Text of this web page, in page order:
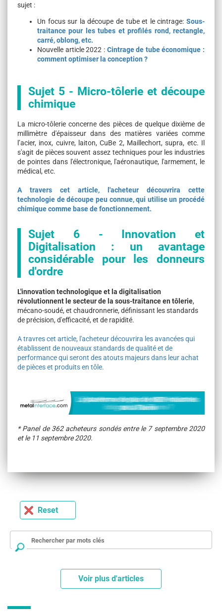
sujet :
Un focus sur la découpe de tube et le cintrage: Sous-
traitance pour les tubes et profilés rond, rectangle,
carré, oblong, etc.
Nouvelle article 2022 : Cintrage de tube économique :
comment optimiser la conception ?
Sujet 5 - Micro-tôlerie et découpe
chimique
La micro-tôlerie concerne des pièces de quelque dixième de
millimètre d'épaisseur dans des matières variées comme
l’acier, inox, cuivre, laiton, CuBe 2, Maillechort, supra, etc. Il
s'agit de pièces souvent assez techniques pour les industries
de pointes dans l'électronique, l'aéronautique, l'armement, le
médical, etc.
A travers cet article, l'acheteur découvrira cette
technologie de découpe peu connue, qui utilise un procédé
chimique comme base de fonctionnement.
Sujet 6 - Innovation et
Digitalisation : un avantage
considérable pour les donneurs
d'ordre
L'innovation technologique et la digitalisation
révolutionnent le secteur de la sous-traitance en tôlerie,
mécano-soudé, et chaudronnerie, définissant les standards
de précision, d'efficacité, et de rapidité.
A travres cet article, l'acheteur découvrira les avancées qui
établissent de nouveaux standards de qualité et de
performance qui seront des atouts majeurs dans leur achat
de pièces et produits en tôle.
* Panel de 362 acheteurs sondés entre le 7 septembre 2020
et le 11 septembre 2020.
Reset
Voir plus d'articles